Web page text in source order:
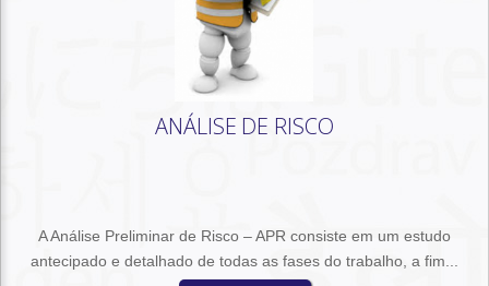
ANÁLISE DE RISCO
A Análise Preliminar de Risco – APR consiste em um estudo
antecipado e detalhado de todas as fases do trabalho, a fim...